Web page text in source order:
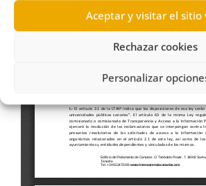
Aceptar y visitar el sitio
Rechazar cookies
Personalizar